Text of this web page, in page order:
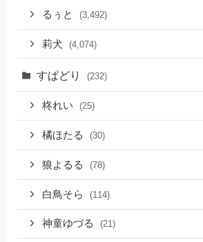
るぅと (3,492)
莉犬 (4,074)
すぱどり (232)
柊れい (25)
橘ほたる (30)
狼よるる (78)
白鳥そら (114)
神童ゆづる (21)